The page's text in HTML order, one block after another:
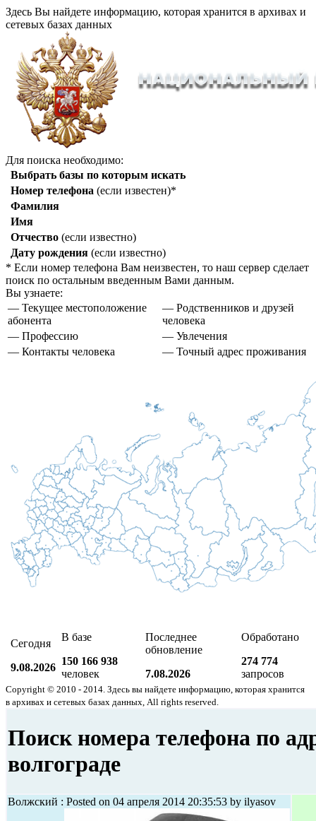
Здесь Вы найдете информацию, которая хранится в архивах и
сетевых базах данных
Для поиска необходимо:
Выбрать базы по которым искать
Номер телефона (если известен)*
Фамилия
Имя
Отчество (если известно)
Дату рождения (если известно)
* Если номер телефона Вам неизвестен, то наш сервер сделает
поиск по остальным введенным Вами данным.
Вы узнаете:
— Текущее местоположение
абонента
— Родственников и друзей
человека
— Профессию
— Увлечения
— Контакты человека
— Точный адрес проживания
Сегодня
9.08.2026
В базе
150 166 938
человек
Последнее
обновление
7.08.2026
Обработано
274 774
запросов
Copyright © 2010 - 2014. Здесь вы найдете информацию, которая хранится
в архивах и сетевых базах данных, All rights reserved.
Поиск номера телефона по
волгограде
Волжский : Posted on 04 апреля 2014 20:35:53 by ilyasov